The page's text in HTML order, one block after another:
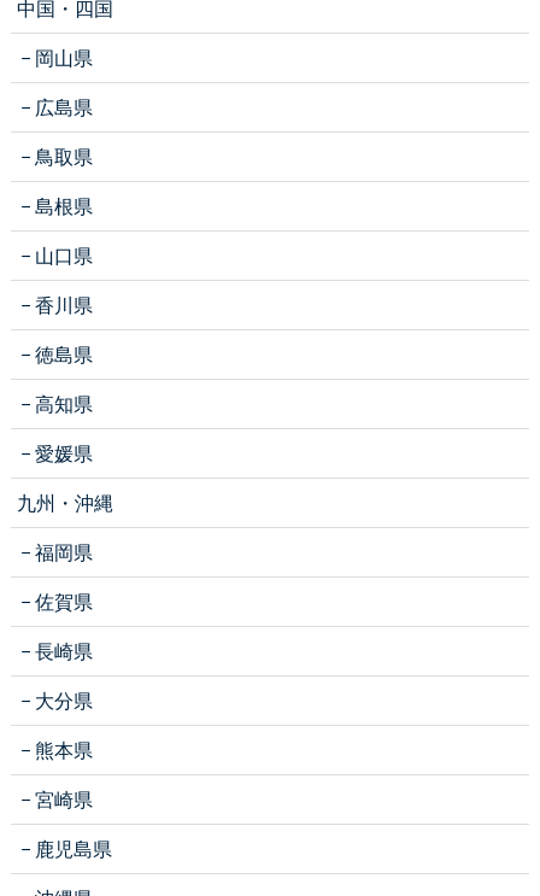
中国・四国
岡山県
広島県
鳥取県
島根県
山口県
香川県
徳島県
高知県
愛媛県
九州・沖縄
福岡県
佐賀県
長崎県
大分県
熊本県
宮崎県
鹿児島県